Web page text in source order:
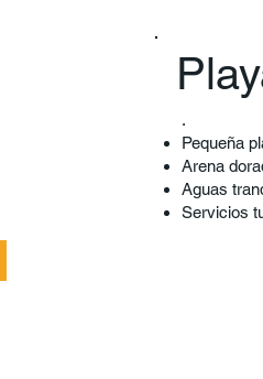
.​
Pequeña
Arena
Aguas
Servicios